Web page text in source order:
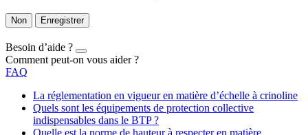
Non Enregistrer
Besoin d’aide ?
Comment peut-on vous aider ?
FAQ
La réglementation en vigueur en matière d’échelle à crinoline
Quels sont les équipements de protection collective
indispensables dans le BTP ?
Quelle est la norme de hauteur à respecter en matière